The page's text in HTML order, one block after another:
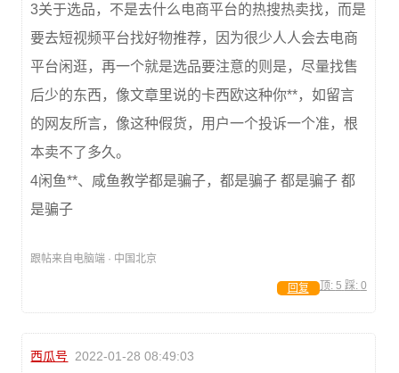
3关于选品，不是去什么电商平台的热搜热卖找，而是
要去短视频平台找好物推荐，因为很少人人会去电商
平台闲逛，再一个就是选品要注意的则是，尽量找售
后少的东西，像文章里说的卡西欧这种你**，如留言
的网友所言，像这种假货，用户一个投诉一个准，根
本卖不了多久。
4闲鱼**、咸鱼教学都是骗子，都是骗子 都是骗子 都
是骗子
跟帖来自电脑端 · 中国北京
顶: 5 踩: 0
回复
西瓜号 2022-01-28 08:49:03